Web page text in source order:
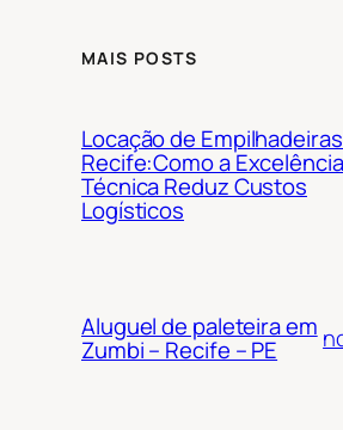
MAIS POSTS
Locação de
Recife:Como a Excelência
Técnica Reduz Custos
Logísticos
Aluguel de paleteira em
Zumbi – Recife – PE